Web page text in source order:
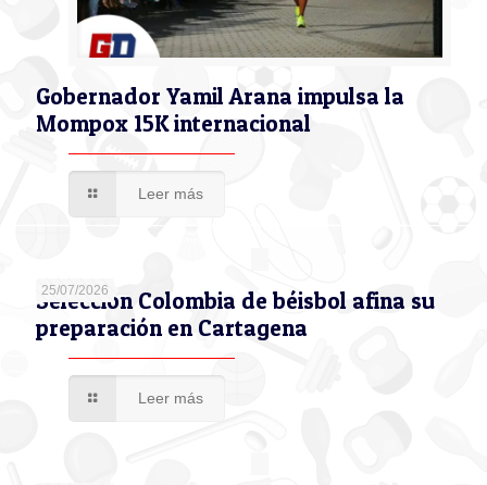
Gobernador Yamil Arana impulsa la
Mompox 15K internacional
Leer más
25/07/2026
Selección Colombia de béisbol afina su
preparación en Cartagena
Leer más